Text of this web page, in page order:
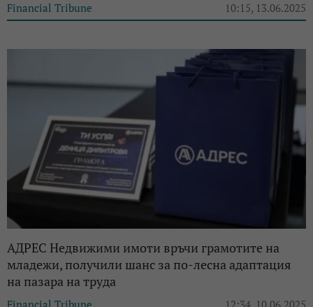
Financial Tribune 10:15, 13.06.2025
АДРЕС Недвижими имоти връчи грамотите на
младежи, получили шанс за по-лесна адаптация
на пазара на труда
Financial Tribune 12:34, 10.06.2025